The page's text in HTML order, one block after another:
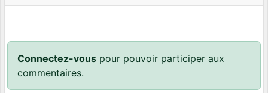
Connectez-vous pour pouvoir participer aux
commentaires.